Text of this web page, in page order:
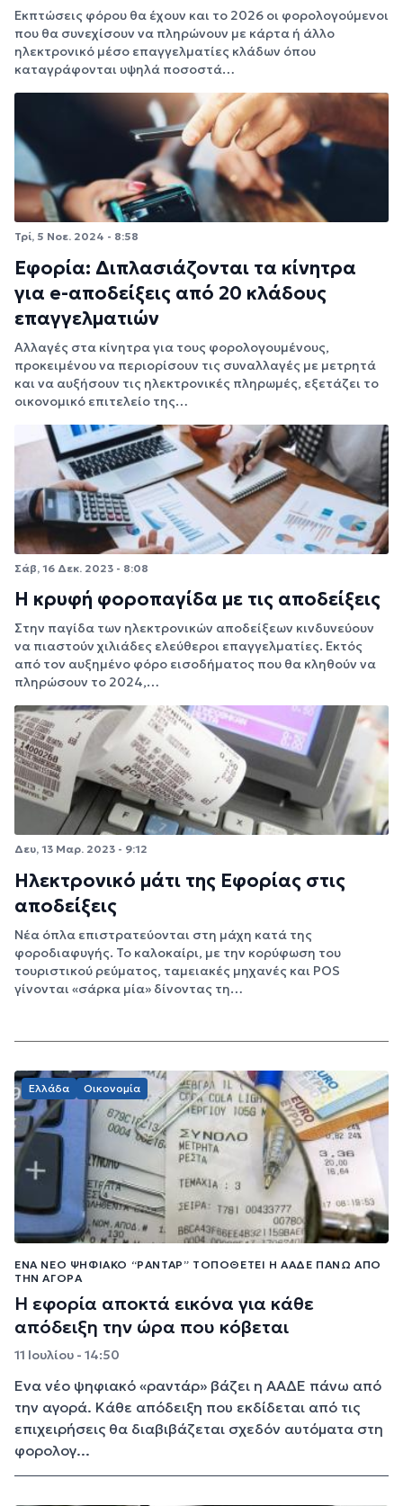
Εκπτώσεις φόρου θα έχουν και το 2026 οι φορολογούμενοι
που θα συνεχίσουν να πληρώνουν με κάρτα ή άλλο
ηλεκτρονικό μέσο επαγγελματίες κλάδων όπου
καταγράφονται υψηλά ποσοστά…
Τρί, 5 Νοε. 2024 - 8:58
Εφορία: Διπλασιάζονται τα κίνητρα
για e-αποδείξεις από 20 κλάδους
επαγγελματιών
Αλλαγές στα κίνητρα για τους φορολογουμένους,
προκειμένου να περιορίσουν τις συναλλαγές με μετρητά
και να αυξήσουν τις ηλεκτρονικές πληρωμές, εξετάζει το
οικονομικό επιτελείο της…
Σάβ, 16 Δεκ. 2023 - 8:08
Η κρυφή φοροπαγίδα με τις αποδείξεις
Στην παγίδα των ηλεκτρονικών αποδείξεων κινδυνεύουν
να πιαστούν χιλιάδες ελεύθεροι επαγγελματίες. Εκτός
από τον αυξημένο φόρο εισοδήματος που θα κληθούν να
πληρώσουν το 2024,…
Δευ, 13 Μαρ. 2023 - 9:12
Ηλεκτρονικό μάτι της Εφορίας στις
αποδείξεις
Νέα όπλα επιστρατεύονται στη μάχη κατά της
φοροδιαφυγής. Το καλοκαίρι, με την κορύφωση του
τουριστικού ρεύματος, ταμειακές μηχανές και POS
γίνονται «σάρκα μία» δίνοντας τη…
Ελλάδα Οικονομία
ΈΝΑ ΝΈΟ ΨΗΦΙΑΚΌ “ΡΑΝΤΆΡ” ΤΟΠΟΘΕΤΕΊ Η ΑΑΔΕ ΠΆΝΩ ΑΠΌ
ΤΗΝ ΑΓΟΡΆ
Η εφορία αποκτά εικόνα για κάθε
απόδειξη την ώρα που κόβεται
11 Ιουλίου - 14:50
Ένα νέο ψηφιακό «ραντάρ» βάζει η ΑΑΔΕ πάνω από
την αγορά. Κάθε απόδειξη που εκδίδεται από τις
επιχειρήσεις θα διαβιβάζεται σχεδόν αυτόματα στη
φορολογ...